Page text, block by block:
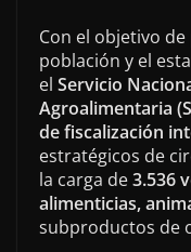
Con el objetivo
población y el
el Servicio
Agroalimentaria
de fiscalización
estratégicos de
la carga de3.536
alimenticias,
subproductos de